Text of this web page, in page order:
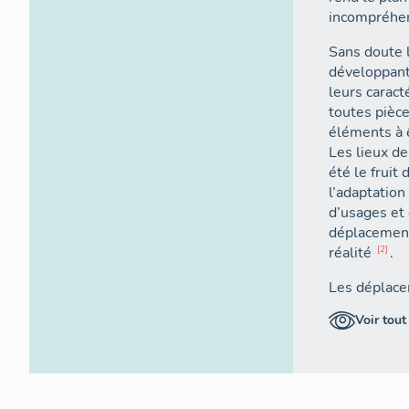
Sans
leurs
toutes pièces.
éléments à
Les lieux
été le fruit
d’usages
réalité
2 .
Les
souvent
contraintes
Voir tout